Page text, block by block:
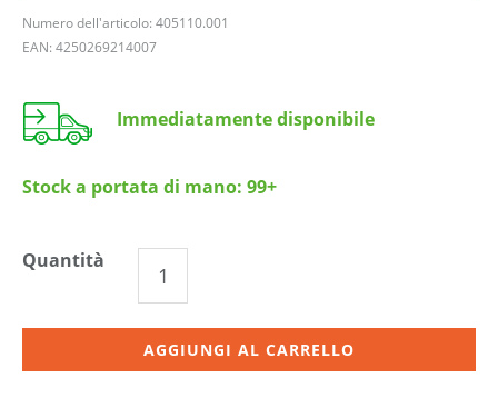
Numero dell'articolo: 405110.001
EAN: 4250269214007
Immediatamente disponibile
Stock a portata di mano: 99+
Quantità
AGGIUNGI AL CARRELLO